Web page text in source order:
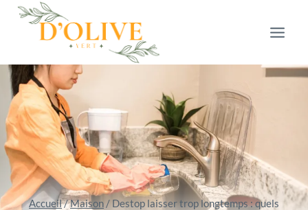
Aller
Accueil/Maison /Destop laisser trop longtemps : quels